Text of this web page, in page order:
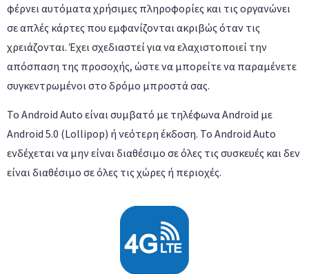
φέρνει αυτόματα χρήσιμες πληροφορίες και τις οργανώνει
σε απλές κάρτες που εμφανίζονται ακριβώς όταν τις
χρειάζονται. Έχει σχεδιαστεί για να ελαχιστοποιεί την
απόσπαση της προσοχής, ώστε να μπορείτε να παραμένετε
συγκεντρωμένοι στο δρόμο μπροστά σας.
Το Android Auto είναι συμβατό με τηλέφωνα Android με
Android 5.0 (Lollipop) ή νεότερη έκδοση. Το Android Auto
ενδέχεται να μην είναι διαθέσιμο σε όλες τις συσκευές και δεν
είναι διαθέσιμο σε όλες τις χώρες ή περιοχές.